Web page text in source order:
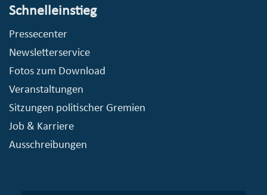
Schnelleinstieg
Pressecenter
Newsletterservice
Fotos zum Download
Veranstaltungen
Sitzungen politischer Gremien
Job & Karriere
Ausschreibungen